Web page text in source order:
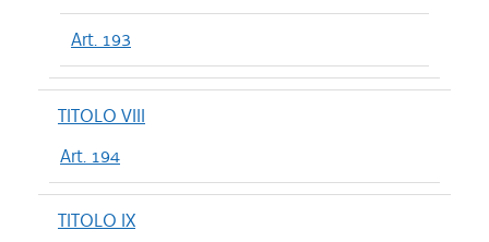
Art. 193
TITOLO VIII
Art. 194
TITOLO IX